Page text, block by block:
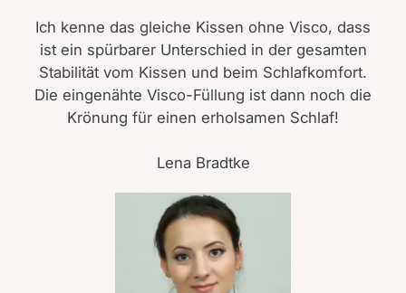
Ich kenne das gleiche Kissen ohne Visco, dass
ist ein spürbarer Unterschied in der gesamten
Stabilität vom Kissen und beim Schlafkomfort.
Die eingenähte Visco-Füllung ist dann noch die
Krönung für einen erholsamen Schlaf!
Lena Bradtke